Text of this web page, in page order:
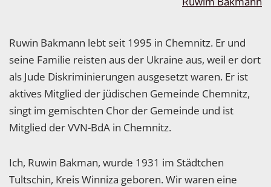
Ruwin Bakmann lebt seit 1995 in Chemnitz. Er und
seine Familie reisten aus der Ukraine aus, weil er dort
als Jude Diskriminierungen ausgesetzt waren. Er ist
aktives Mitglied der jüdischen Gemeinde Chemnitz,
singt im gemischten Chor der Gemeinde und ist
Mitglied der VVN-BdA in Chemnitz.
Ich, Ruwin Bakman, wurde 1931 im Städtchen
Tultschin, Kreis Winniza geboren. Wir waren eine